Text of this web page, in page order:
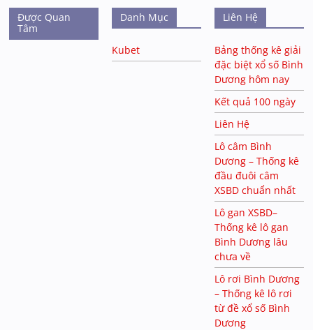
Được Quan
Tâm
Danh Mục
Kubet
Liên Hệ
Bảng thống kê giải
đặc biệt xổ số Bình
Dương hôm nay
Kết quả 100 ngày
Liên Hệ
Lô câm Bình
Dương – Thống kê
đầu đuôi câm
XSBD chuẩn nhất
Lô gan XSBD–
Thống kê lô gan
Bình Dương lâu
chưa về
Lô rơi Bình Dương
– Thống kê lô rơi
từ đề xổ số Bình
Dương